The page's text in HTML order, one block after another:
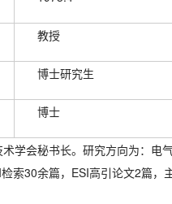
教授
博士研究生
博士
学会秘书长。研究方向为：电
索30余篇，ESI高引论文2篇，